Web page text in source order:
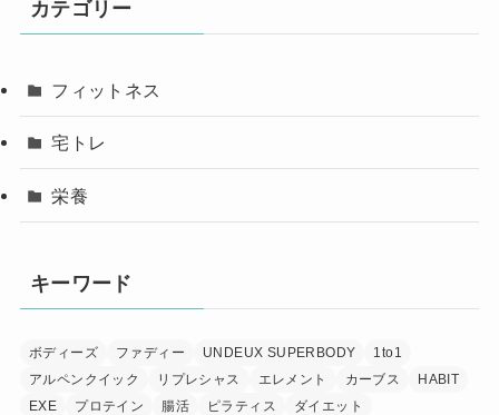
カテゴリー
フィットネス
宅トレ
栄養
キーワード
ボディーズ ファディー UNDEUX SUPERBODY
1to1
アルペンクイック
リプレシャス エレメント カーブス
HABIT
EXE
プロテイン 腸活 ピラティス ダイエット